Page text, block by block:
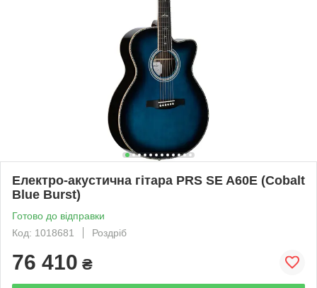
Електро-акустична гітара PRS SE A60E (Cobalt
Blue Burst)
Готово до відправки
Код: 1018681
Роздріб
76 410 ₴